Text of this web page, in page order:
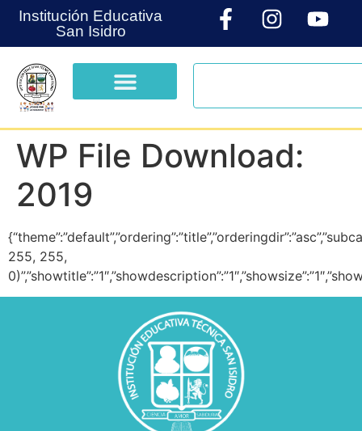
Institución Educativa
San Isidro
WP File Download:
2019
255, 255,